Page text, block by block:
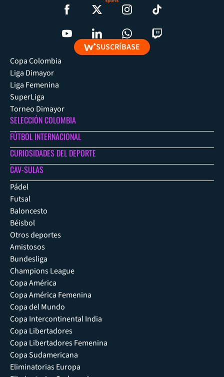
SUSCRÍBASE
Copa Colombia
Liga Dimayor
Liga Femenina
SuperLiga
Torneo Dimayor
SELECCIÓN COLOMBIA
FÚTBOL INTERNACIONAL
CURIOSIDADES DEL DEPORTE
CAV-SULAS
Pádel
Futsal
Baloncesto
Béisbol
Otros deportes
Amistosos
Bundesliga
Champions League
Copa América
Copa América Femenina
Copa del Mundo
Copa Intercontinental India
Copa Libertadores
Copa Libertadores Femenina
Copa Sudamericana
Eliminatorias Europa